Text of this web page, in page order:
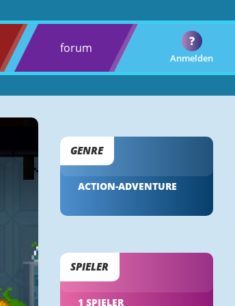
forum
Anmelden
?
GENRE
ACTION-ADVENTURE
SPIELER
1 SPIELER